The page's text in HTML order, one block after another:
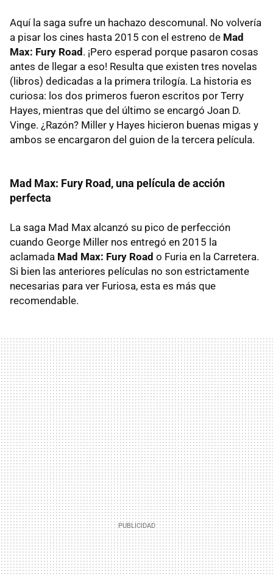
Aquí la saga sufre un hachazo descomunal. No volvería
a pisar los cines hasta 2015 con el estreno de Mad
Max: Fury Road. ¡Pero esperad porque pasaron cosas
antes de llegar a eso! Resulta que existen tres novelas
(libros) dedicadas a la primera trilogía. La historia es
curiosa: los dos primeros fueron escritos por Terry
Hayes, mientras que del último se encargó Joan D.
Vinge. ¿Razón? Miller y Hayes hicieron buenas migas y
ambos se encargaron del guion de la tercera película.
Mad Max: Fury Road, una película de acción
perfecta
La saga Mad Max alcanzó su pico de perfección
cuando George Miller nos entregó en 2015 la
aclamada Mad Max: Fury Road o Furia en la Carretera.
Si bien las anteriores películas no son estrictamente
necesarias para ver Furiosa, esta es más que
recomendable.